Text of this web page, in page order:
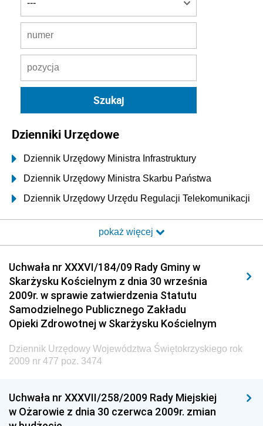
Dzienniki Urzędowe
Dziennik Urzędowy Ministra Infrastruktury
Dziennik Urzędowy Ministra Skarbu Państwa
Dziennik Urzędowy Urzędu Regulacji Telekomunikacji
Dziennik Urzędowy Ministra Transportu i Budownictwa
Elektronicznej
Dziennik Urzędowy Ministra Spraw Wewnętrznych i
Administracji
Dziennik Urzędowy Ministra Transportu
Dziennik Urzędowy Ministra Budownictwa
Dziennik Urzędowy Ministra Nauki i Szkolnictwa
Dziennik Urzędowy Głównego Urzędu Miar
Dziennik Urzędowy Ministra Rolnictwa i Rozwoju Wsi
pokaż więcej
Uchwała nr XXXVI/184/09 Rady Gminy w
Skarżysku Kościelnym z dnia 30 września
2009r. w sprawie zatwierdzenia Statutu
Samodzielnego Publicznego Zakładu
Opieki Zdrowotnej w Skarżysku Kościelnym
Dziennik Urzędowy Województwa Świętokrzyskiego rok
2009 nr 477 poz. 3474
Uchwała nr XXXVII/258/2009 Rady Miejskiej
w Ożarowie z dnia 30 czerwca 2009r. zmian